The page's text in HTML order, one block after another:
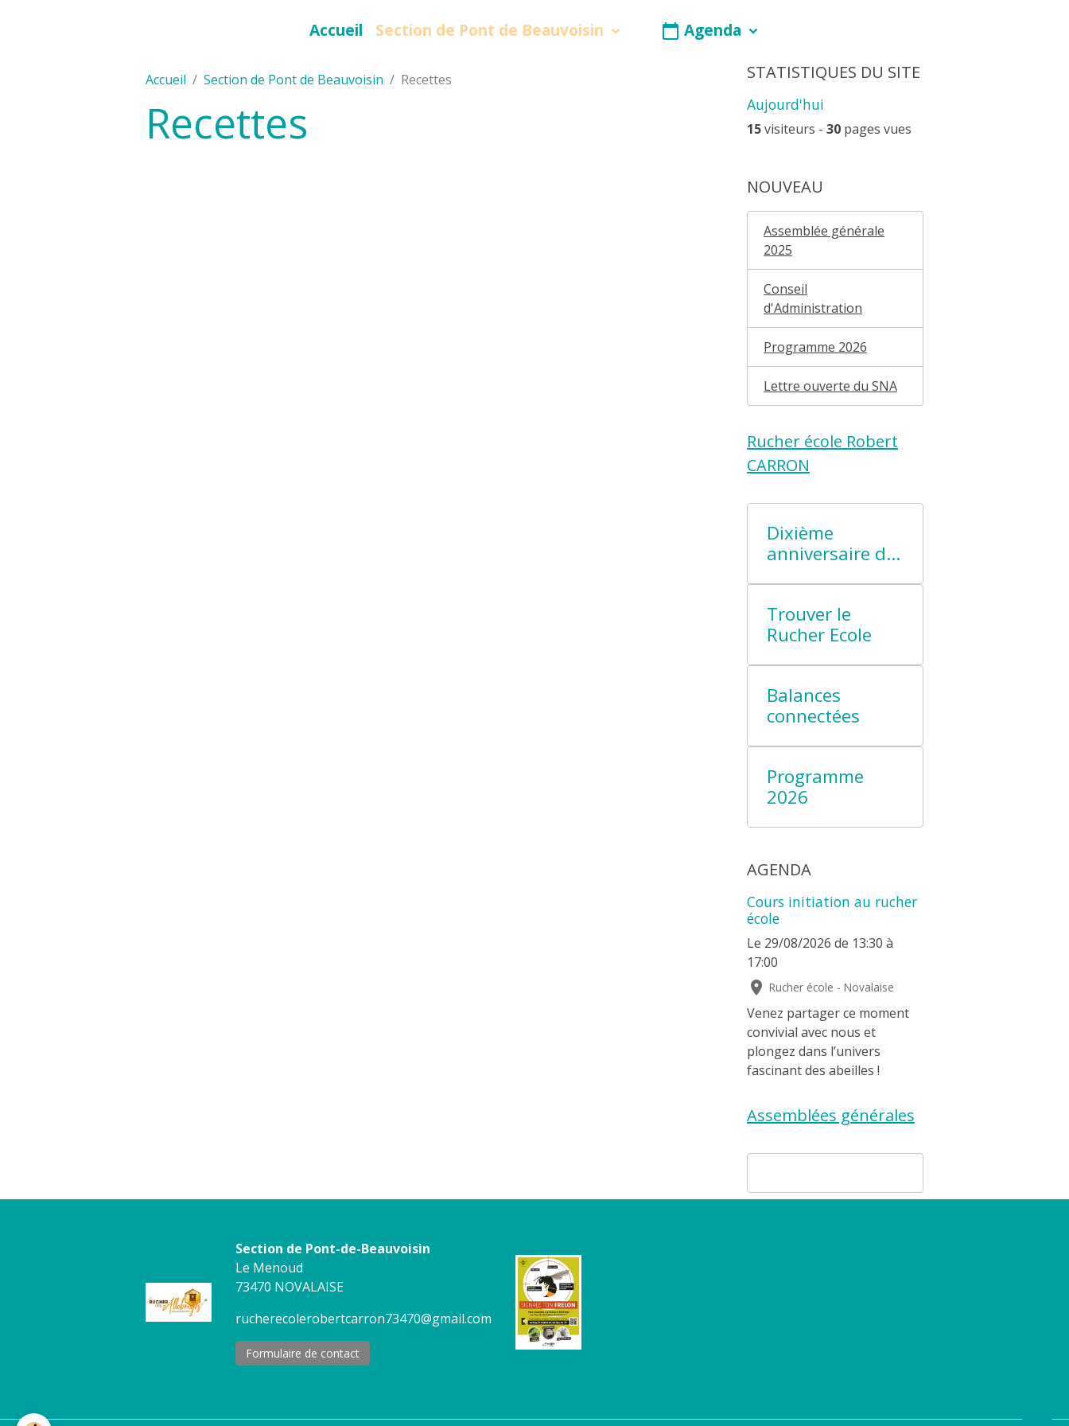
Accueil Section de Pont de Beauvoisin Agenda
Accueil Section de Pont de Beauvoisin Recettes
Recettes
STATISTIQUES DU SITE
Aujourd'hui
15visiteurs - 30 pages vues
NOUVEAU
Assemblée générale
2025
Conseil
d'Administration
Programme 2026
Lettre ouverte du SNA
Rucher école Robert
CARRON
Dixième
anniversaire du
Trouver le
Rucher Ecole
Balances
connectées
Programme
2026
AGENDA
Cours initiation au rucher
école
Le 29/08/2026 de 13:30 à
17:00
Rucher école - Novalaise
Venez partager ce moment
convivial avec nous et
plongez dans l’univers
fascinant des abeilles !
Assemblées générales
Section de Pont-de-Beauvoisin
Le Menoud
73470 NOVALAISE
rucherecolerobertcarron73470@gmail.com
Formulaire de contact